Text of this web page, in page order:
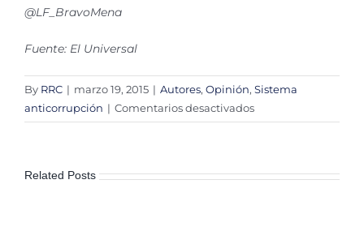
@LF_BravoMena
Fuente: El Universal
By RRC | marzo 19, 2015 | Autores, Opinión, Sistema
anticorrupción | Comentarios desactivadosen
Democracia
y
Related Posts